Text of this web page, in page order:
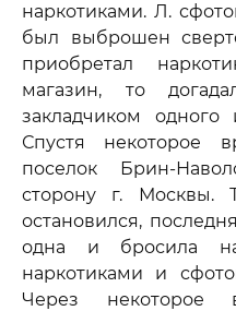
наркотиками. Л.
был выброшен
приобретал
магазин, то
закладчиком одного
Спустя
поселок Брин-
сторону г.
остановился,
одна и бросила
наркотиками и
Через некоторое